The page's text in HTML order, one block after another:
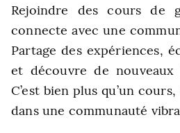
Rejoindre des cours de
connecte avec une
Partage des expériences,
et découvre de nouveaux
C’est bien plus qu’un
dans une communauté